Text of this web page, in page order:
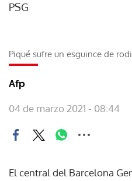
PSG
Piqué sufre un esguince de
Afp
04 de marzo 2021 - 08:44
El central del Barcelona